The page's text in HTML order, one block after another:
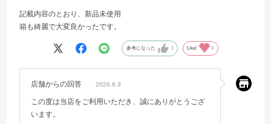
記載内容のとおり、新品未使用
箱も綺麗で大変良かったです。
参考になった 1 Like! 0
店舗からの回答 2026.8.3
この度は当店をご利用いただき、誠にありがとうござ
います。